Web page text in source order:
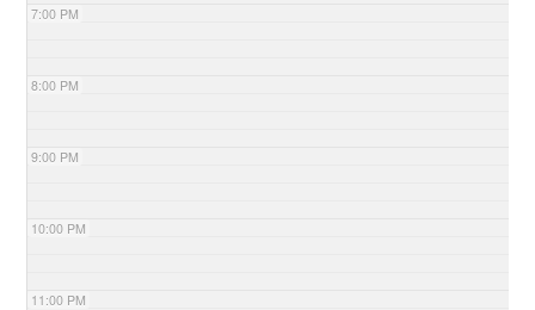
7:00 PM
8:00 PM
9:00 PM
10:00 PM
11:00 PM